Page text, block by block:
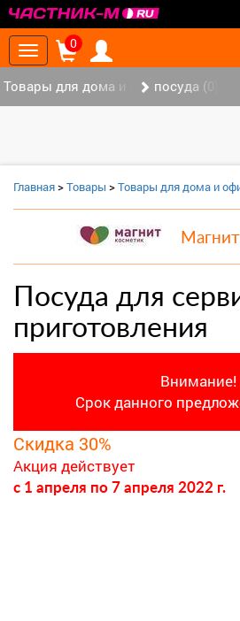
Toggle
navigation
0
Товары для дома и офиса (8)
посуда (0)
Главная>Товары >Товары для дома и
Посуда для
приготовления
Внимание!
Срок данного
Скидка 30%
Акция действует
c 1 апреля по 7 апреля 2022 г.